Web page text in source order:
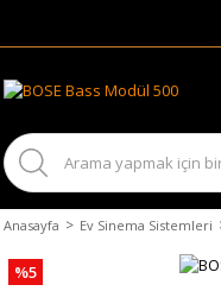
Anasayfa Ev Sinema Sistemleri
%5